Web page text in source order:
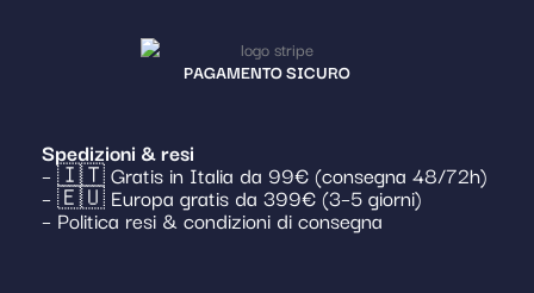
PAGAMENTO SICURO
Spedizioni & resi
– 🇮🇹 Gratis in Italia da 99€ (consegna 48/72h)
– 🇪🇺 Europa gratis da 399€ (3–5 giorni)
– Politica resi & condizioni di consegna